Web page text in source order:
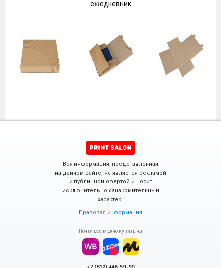
ежедневник
Вся информация, представленная
на данном сайте, не является рекламой
и публичной офертой и носит
исключительно ознакомительный
характер.
Правовая информация
Почти все можно купить на